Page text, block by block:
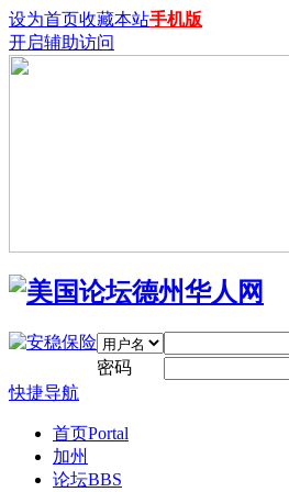
设为首页收藏本站手机版
开启辅助访问
密码
快捷导航
首页Portal
加州
论坛BBS